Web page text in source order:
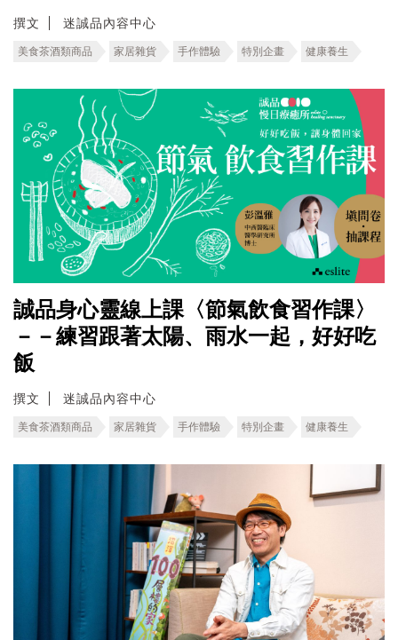
撰文 迷誠品內容中心
美食茶酒類商品 家居雜貨 手作體驗 特別企畫 健康養生
誠品身心靈線上課〈節氣飲食習作課〉
－－練習跟著太陽、雨水一起，好好吃
飯
撰文 迷誠品內容中心
美食茶酒類商品 家居雜貨 手作體驗 特別企畫 健康養生